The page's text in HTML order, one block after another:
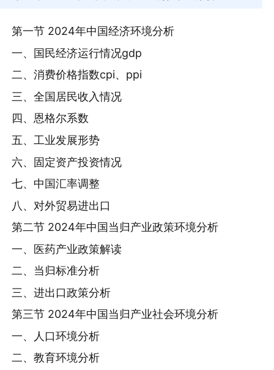
第一节 2024年中国经济环境分析
一、国民经济运行情况gdp
二、消费价格指数cpi、ppi
三、全国居民收入情况
四、恩格尔系数
五、工业发展形势
六、固定资产投资情况
七、中国汇率调整
八、对外贸易进出口
第二节 2024年中国当归产业政策环境分析
一、医药产业政策解读
二、当归标准分析
三、进出口政策分析
第三节 2024年中国当归产业社会环境分析
一、人口环境分析
二、教育环境分析